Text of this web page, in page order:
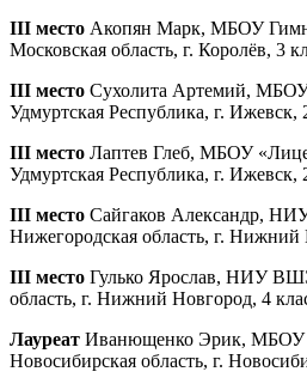
III место Акопян Марк, МБОУ
Московская область, г. Королёв, 3
III место Сухолита Артемий,
Удмуртская Республика, г. Ижевск,
III место Лаптев Глеб, МБОУ
Удмуртская Республика, г. Ижевск,
III место Сайгаков Александр,
Нижегородская область, г. Нижний
III место Гулько Ярослав, НИУ
область, г. Нижний Новгород, 4
Лауреат Иванющенко Эрик,
Новосибирская область, г.